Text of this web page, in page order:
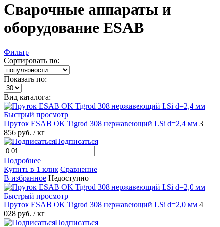
Сварочные аппараты и
оборудование ESAB
Фильтр
Сортировать по:
Показать по:
Вид каталога:
Быстрый просмотр
Пруток ESAB OK Tigrod 308 нержавеющий LSi d=2,4 мм 3
856 руб. / кг
Подписаться
Подробнее
Купить в 1 клик Сравнение
В избранное Недоступно
Быстрый просмотр
Пруток ESAB OK Tigrod 308 нержавеющий LSi d=2,0 мм 4
028 руб. / кг
Подписаться